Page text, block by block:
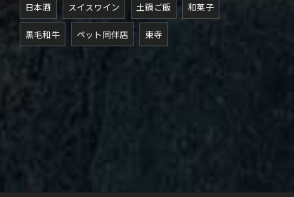
日本酒 スイスワイン 土鍋ご飯 和菓子
黒毛和牛 ペット同伴店 東寺